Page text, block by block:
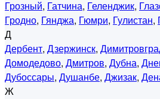
Грозный, Гатчина, Геленджик,
Гродно, Гянджа, Гюмри, Гулистан,
Д
Дербент, Дзержинск,
Домодедово, Дмитров, Дубна,
Дубоссары, Душанбе, Джизак,
Ж